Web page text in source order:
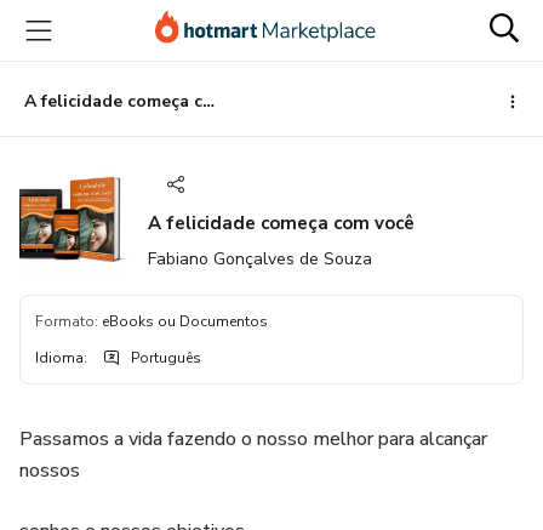
para
conteúdo
principal
para
pagamento
para
rodapé
A felicidade começa com você
A felicidade começa com você
Fabiano Gonçalves de Souza
Formato: eBooks ou Documentos
Idioma: Português
Passamos a vida fazendo o nosso melhor para alcançar
nossos